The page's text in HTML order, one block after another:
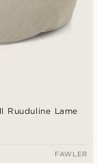
Ruuduline Lame
FAWLER